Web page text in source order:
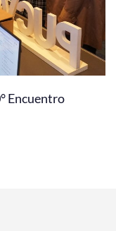
Encuentro